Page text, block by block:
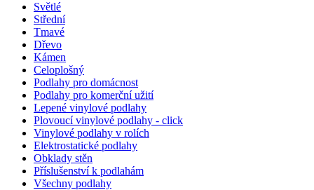
Světlé
Střední
Tmavé
Dřevo
Kámen
Celoplošný
Podlahy pro domácnost
Podlahy pro komerční užití
Lepené vinylové podlahy
Plovoucí vinylové podlahy - click
Vinylové podlahy v rolích
Elektrostatické podlahy
Obklady stěn
Příslušenství k podlahám
Všechny podlahy